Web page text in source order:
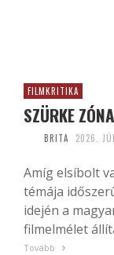
FILMKRITIKA
SZÜRKE
BRITA 2026.
Amíg elsíbolt
témája
idején a
filmelmélet
Tovább